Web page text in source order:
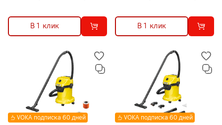
В 1 клик В 1 клик
VOKA подписка 60 дней VOKA подписка 60 дней